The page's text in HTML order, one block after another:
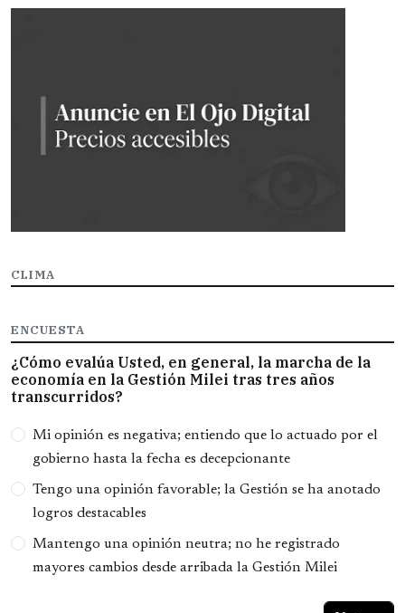
CLIMA
ENCUESTA
¿Cómo evalúa Usted, en general, la marcha de la
economía en la Gestión Milei tras tres años
transcurridos?
Opciones
Mi opinión es negativa; entiendo que lo actuado por el
gobierno hasta la fecha es decepcionante
Tengo una opinión favorable; la Gestión se ha anotado
logros destacables
Mantengo una opinión neutra; no he registrado
mayores cambios desde arribada la Gestión Milei